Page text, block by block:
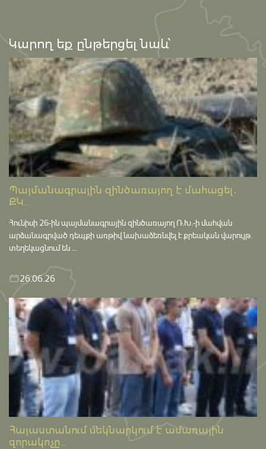
Կարող եք ընթերցել նաև՝
Պայմանագրային զինծառայող է մահացել․
ՔԿ...
Հունիսի 26-ին պայմանագրային զինծառայող Ռ.Խ.-ի մահվան
արձանագրված դեպքի առթիվ նախաձեռնվել է քրեական վարույթ․
տեղեկացնում են ...
26.06.26
Հայաստանում մեկնարկում է ամառային
զորակոչը...